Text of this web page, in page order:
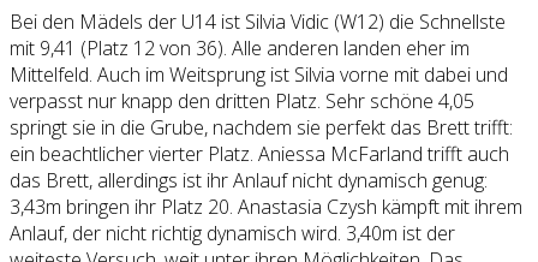
Bei den Mädels der U14 ist Silvia Vidic (W12) die Schnellste
mit 9,41 (Platz 12 von 36). Alle anderen landen eher im
Mittelfeld. Auch im Weitsprung ist Silvia vorne mit dabei und
verpasst nur knapp den dritten Platz. Sehr schöne 4,05
springt sie in die Grube, nachdem sie perfekt das Brett trifft:
ein beachtlicher vierter Platz. Aniessa McFarland trifft auch
das Brett, allerdings ist ihr Anlauf nicht dynamisch genug:
3,43m bringen ihr Platz 20. Anastasia Czysh kämpft mit ihrem
Anlauf, der nicht richtig dynamisch wird. 3,40m ist der